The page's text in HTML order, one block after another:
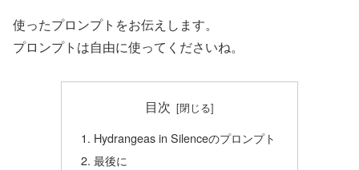
使ったプロンプトをお伝えします。
プロンプトは自由に使ってくださいね。
目次
Hydrangeas in Silenceのプロンプト
最後に